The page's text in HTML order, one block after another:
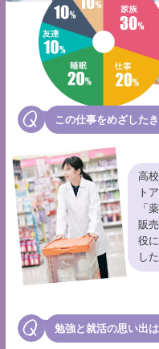
この仕事をめざした
高
ト
「
販
役
した
勉強と就活の思い出は